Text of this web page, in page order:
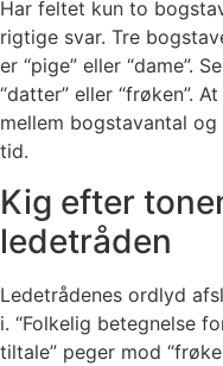
Har feltet kun to
rigtige svar. Tre
er “pige” eller “dame”.
“datter” eller “frøken”.
mellem bogstavantal
tid.
Kig efter
ledetråden
Ledetrådenes ordlyd
i. “Folkelig betegnelse
tiltale” peger mod